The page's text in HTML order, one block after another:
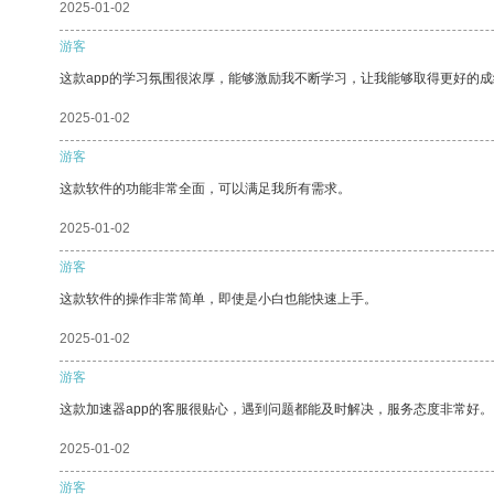
2025-01-02
游客
这款app的学习氛围很浓厚，能够激励我不断学习，让我能够取得更好的
2025-01-02
游客
这款软件的功能非常全面，可以满足我所有需求。
2025-01-02
游客
这款软件的操作非常简单，即使是小白也能快速上手。
2025-01-02
游客
这款加速器app的客服很贴心，遇到问题都能及时解决，服务态度非常好。
2025-01-02
游客